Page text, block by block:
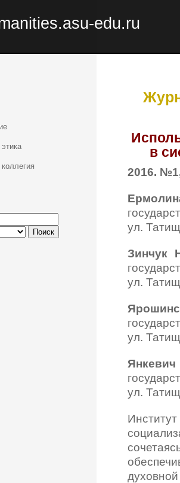
edu.ru
Поиск
в
2016.
ул.
Зинчук
ул.
ул.
ул.